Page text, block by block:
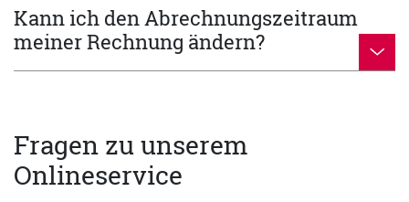
Kann ich den Abrechnungszeitraum
meiner Rechnung ändern?
Fragen zu unserem
Onlineservice